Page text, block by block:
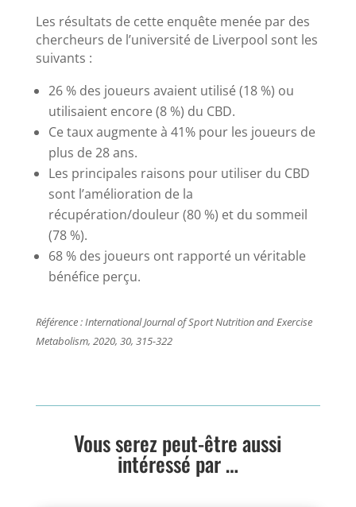
Les résultats de cette enquête menée par des
chercheurs de l’université de Liverpool sont les
suivants :
26 % des joueurs avaient utilisé (18 %) ou
utilisaient encore (8 %) du CBD.
Ce taux augmente à 41% pour les joueurs de
plus de 28 ans.
Les principales raisons pour utiliser du CBD
sont l’amélioration de la
récupération/douleur (80 %) et du sommeil
(78 %).
68 % des joueurs ont rapporté un véritable
bénéfice perçu.
Référence : International Journal of Sport Nutrition and Exercise
Metabolism, 2020, 30, 315-322
Vous serez peut-être aussi
intéressé par …